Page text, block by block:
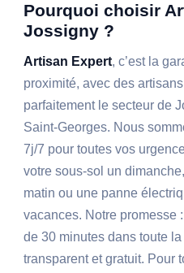
Pourquoi choisir
Jossigny ?
Artisan Expert, c’est la
proximité, avec des
parfaitement le secteur de
Saint-Georges. Nous
7j/7 pour toutes vos
votre sous-sol un
matin ou une panne
vacances. Notre promesse
de 30 minutes dans toute
transparent et gratuit. Pour